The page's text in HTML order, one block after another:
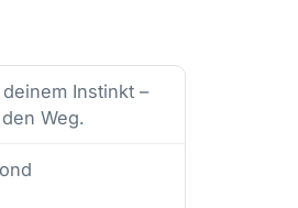
Instinkt –
Weg.